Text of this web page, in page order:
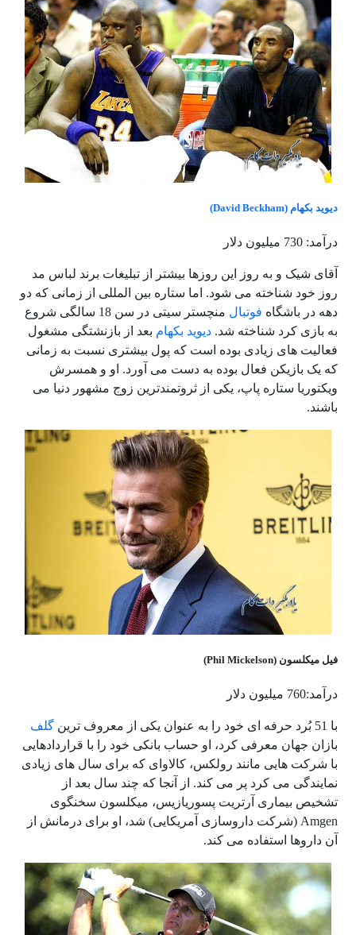
دیوید بکهام (David Beckham)
درآمد: 730 میلیون دلار
آقای شیک و به روز این روزها بیشتر از تبلیغات برند لباس مد
روز خود شناخته می شود. اما ستاره بین المللی از زمانی که دو
دهه در باشگاه فوتبال
منچستر سیتی در سن 18 سالگی شروع
به بازی کرد شناخته شد. دیوید بکهام بعد از بازنشتگی مشغول
فعالیت های زیادی بوده است که پول بیشتری نسبت به زمانی
که یک بازیکن فعال بوده به دست می آورد. او و همسرش
ویکتوریا ستاره پاپ، یکی از ثروتمندترین زوج مشهور دنیا می
باشند.
فیل میکلسون (Phil Mickelson)
درآمد:760 میلیون دلار
با 51 بُرد حرفه ای خود را به عنوان یکی از معروف ترین
گلف
بازان جهان معرفی کرد، او حساب بانکی خود را با قراردادهایی
با شرکت هایی مانند رولکس، کالاوای که برای سال های زیادی
نمایندگی می کرد پر می کند. از آنجا که چند سال بعد از
تشخیص بیماری آرتریت پسوریازیس، میکلسون سخنگوی
Amgen (شرکت داروسازی آمریکایی) شد، او برای درمانش از
آن داروها استفاده می کند.